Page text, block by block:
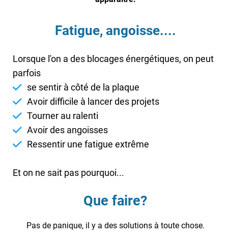
Fatigue, angoisse....
Lorsque l'on a des blocages énergétiques, on peut
parfois
se sentir à côté de la plaque
Avoir difficile à lancer des projets
Tourner au ralenti
Avoir des angoisses
Ressentir une fatigue extrême
Et on ne sait pas pourquoi...
Que faire?
Pas de panique, il y a des solutions à toute chose.